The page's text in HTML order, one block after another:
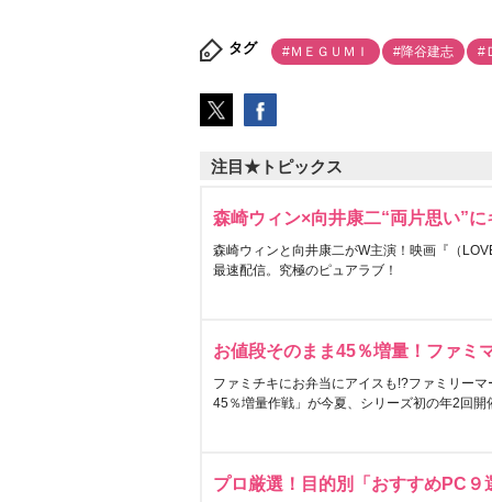
タグ #ＭＥＧＵＭＩ #降谷建志 #
注目★トピックス
森崎ウィン×向井康二“両片思い”
森崎ウィンと向井康二がW主演！映画『（
最速配信。究極のピュアラブ！
お値段そのまま45％増量！ファミ
ファミチキにお弁当にアイスも!?ファミリー
45％増量作戦」が今夏、シリーズ初の年2回開
プロ厳選！目的別「おすすめPC９